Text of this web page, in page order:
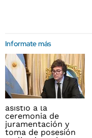
Informate más